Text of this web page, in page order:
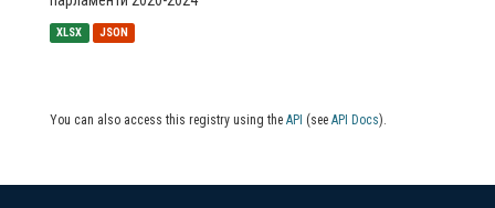
XLSX JSON
You can also access this registry using the API (see API Docs).